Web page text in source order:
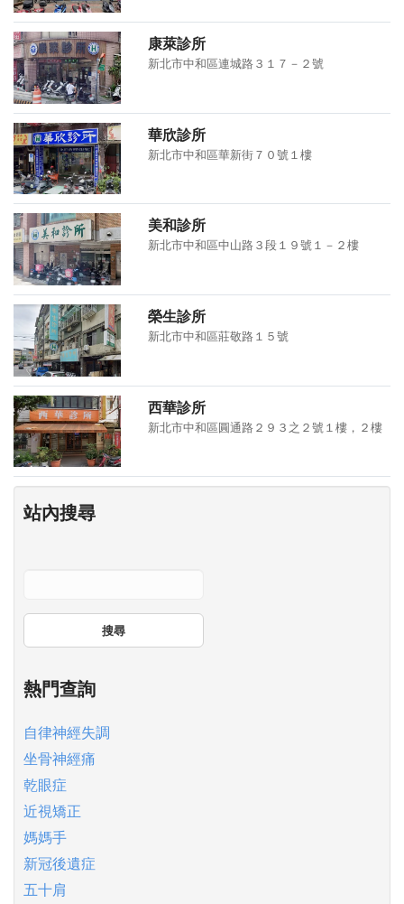
康萊診所
新北市中和區連城路３１７－２號
華欣診所
新北市中和區華新街７０號１樓
美和診所
新北市中和區中山路３段１９號１－２樓
榮生診所
新北市中和區莊敬路１５號
西華診所
新北市中和區圓通路２９３之２號１樓，２樓
站內搜尋
搜尋
熱門查詢
自律神經失調
坐骨神經痛
乾眼症
近視矯正
媽媽手
新冠後遺症
五十肩